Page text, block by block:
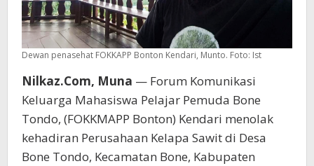
Dewan penasehat FOKKAPP Bonton Kendari, Munto. Foto: Ist
Nilkaz.Com, Muna — Forum Komunikasi
Keluarga Mahasiswa Pelajar Pemuda Bone
Tondo, (FOKKMAPP Bonton) Kendari menolak
kehadiran Perusahaan Kelapa Sawit di Desa
Bone Tondo, Kecamatan Bone, Kabupaten